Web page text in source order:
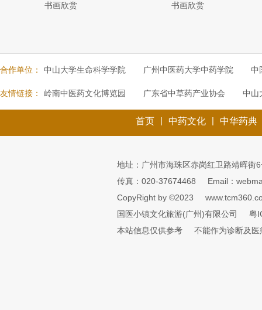
书画欣赏 书画欣赏
合作单位： 中山大学生命科学学院 广州中医药大学中药学院 中
友情链接： 岭南中医药文化博览园 广东省中草药产业协会 中山
首页 | 中药文化 | 中华药典
地址：广州市海珠区赤岗红卫路靖晖街
传真：020-37674468
Email：
CopyRight by ©2023
国医小镇文化旅游(广州)有限公司
粤
本站信息仅供参考
不能作为诊断及医